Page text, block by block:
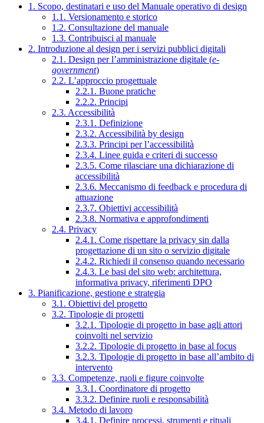
1. Scopo, destinatari e uso del Manuale operativo di design
1.1. Versionamento e storico
1.2. Consultazione del manuale
1.3. Contribuisci al manuale
2. Introduzione al design per i servizi pubblici digitali
2.1. Design per l’amministrazione digitale (e-
government)
2.2. L’approccio progettuale
2.2.1. Buone pratiche
2.2.2. Principi
2.3. Accessibilità
2.3.1. Definizione
2.3.2. Accessibilità by design
2.3.3. Principi per l’accessibilità
2.3.4. Linee guida e criteri di successo
2.3.5. Come rilasciare una dichiarazione di
accessibilità
2.3.6. Meccanismo di feedback e procedura di
attuazione
2.3.7. Obiettivi accessibilità
2.3.8. Normativa e approfondimenti
2.4. Privacy
2.4.1. Come rispettare la privacy sin dalla
progettazione di un sito o servizio digitale
2.4.2. Richiedi il consenso quando necessario
2.4.3. Le basi del sito web: architettura,
informativa privacy, riferimenti DPO
3. Pianificazione, gestione e strategia
3.1. Obiettivi del progetto
3.2. Tipologie di progetti
3.2.1. Tipologie di progetto in base agli attori
coinvolti nel servizio
3.2.2. Tipologie di progetto in base al focus
3.2.3. Tipologie di progetto in base all’ambito di
intervento
3.3. Competenze, ruoli e figure coinvolte
3.3.1. Coordinatore di progetto
3.3.2. Definire ruoli e responsabilità
3.4. Metodo di lavoro
3.4.1. Definire processi, strumenti e rituali